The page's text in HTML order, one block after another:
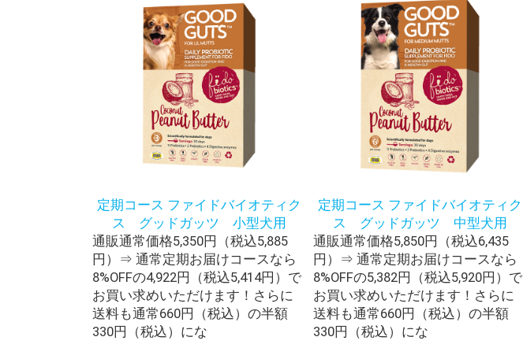
定期コース ファイドバイオティク
ス グッドガッツ 小型犬用
通販通常価格5,350円（税込5,885
円）⇒ 通常定期お届けコースなら
8%OFFの4,922円（税込5,414円）で
お買い求めいただけます！さらに
送料も通常660円（税込）の半額
330円（税込）にな
定期コース ファイドバイオティク
ス グッドガッツ 中型犬用
通販通常価格5,850円（税込6,435
円）⇒ 通常定期お届けコースなら
8%OFFの5,382円（税込5,920円）で
お買い求めいただけます！さらに
送料も通常660円（税込）の半額
330円（税込）にな